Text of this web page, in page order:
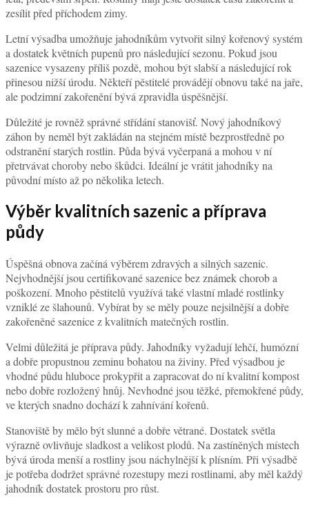
zesílit před příchodem zimy.
Letní výsadba umožňuje jahodníkům vytvořit silný kořenový systém
a dostatek květních pupenů pro následující sezonu. Pokud jsou
sazenice vysazeny příliš pozdě, mohou být slabší a následující rok
přinesou nižší úrodu. Někteří pěstitelé provádějí obnovu také na jaře,
ale podzimní zakořenění bývá zpravidla úspěšnější.
Důležité je rovněž správné střídání stanovišť. Nový jahodníkový
záhon by neměl být zakládán na stejném místě bezprostředně po
odstranění starých rostlin. Půda bývá vyčerpaná a mohou v ní
přetrvávat choroby nebo škůdci. Ideální je vrátit jahodníky na
původní místo až po několika letech.
Výběr kvalitních sazenic a příprava
půdy
Úspěšná obnova začíná výběrem zdravých a silných sazenic.
Nejvhodnější jsou certifikované sazenice bez známek chorob a
poškození. Mnoho pěstitelů využívá také vlastní mladé rostlinky
vzniklé ze šlahounů. Vybírat by se měly pouze nejsilnější a dobře
zakořeněné sazenice z kvalitních matečných rostlin.
Velmi důležitá je příprava půdy. Jahodníky vyžadují lehčí, humózní
a dobře propustnou zeminu bohatou na živiny. Před výsadbou je
vhodné půdu hluboce prokypřit a zapracovat do ní kvalitní kompost
nebo dobře rozložený hnůj. Nevhodné jsou těžké, přemokřené půdy,
ve kterých snadno dochází k zahnívání kořenů.
Stanoviště by mělo být slunné a dobře větrané. Dostatek světla
výrazně ovlivňuje sladkost a velikost plodů. Na zastíněných místech
bývá úroda menší a rostliny jsou náchylnější k plísním. Při výsadbě
je potřeba dodržet správné rozestupy mezi rostlinami, aby měl každý
jahodník dostatek prostoru pro růst.